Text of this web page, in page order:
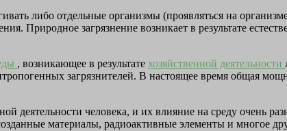
либо отдельные организмы (проявляться на
Природное загрязнение возникает в результате
, возникающее в результате хозяйственной деятельности
загрязнителей. В настоящее время общая
деятельности человека, и их влияние на среду очень
материалы, радио­активные элементы и многое